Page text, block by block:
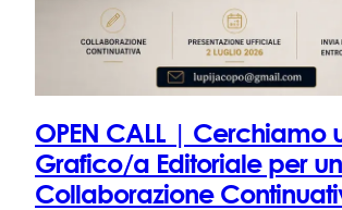
OPEN CALL | Cerchiamo
Grafico/a Editoriale per
Collaborazione